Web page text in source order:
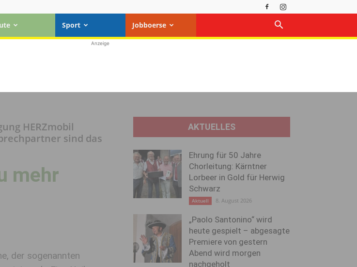
Sport Jobboerse
Anzeige
HERZmobil
sind das
mehr
der sogenannten
AKTUELLES
Ehrung für 50 Jahre
Chorleitung: Kärntner
Lorbeer in Gold für Herwig
Schwarz
Aktuell 8. August 2026
„Paolo Santonino“ wird
heute gespielt – abgesagte
Premiere von gestern
Abend wird morgen
nachgeholt